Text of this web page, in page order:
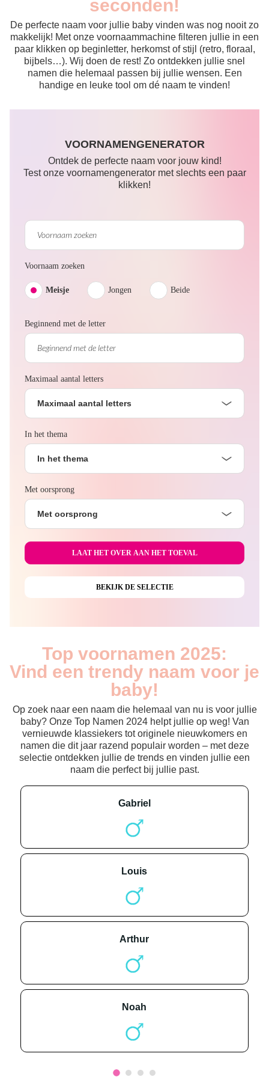
seconden!
De perfecte naam voor jullie baby vinden was nog nooit zo
makkelijk! Met onze voornaammachine filteren jullie in een
paar klikken op beginletter, herkomst of stijl (retro, floraal,
bijbels…). Wij doen de rest! Zo ontdekken jullie snel
namen die helemaal passen bij jullie wensen. Een
handige en leuke tool om dé naam te vinden!
VOORNAMENGENERATOR
Ontdek de perfecte naam voor jouw kind!
Test onze voornamengenerator met slechts een paar
klikken!
Voornaam zoeken
Meisje Jongen Beide
Beginnend met de letter
Maximaal aantal letters
Maximaal aantal letters
In het thema
In het thema
Met oorsprong
Met oorsprong
Top voornamen 2025:
Vind een trendy naam voor je
baby!
Op zoek naar een naam die helemaal van nu is voor jullie
baby? Onze Top Namen 2024 helpt jullie op weg! Van
vernieuwde klassiekers tot originele nieuwkomers en
namen die dit jaar razend populair worden – met deze
selectie ontdekken jullie de trends en vinden jullie een
naam die perfect bij jullie past.
gabriel
louis
arthur
noah